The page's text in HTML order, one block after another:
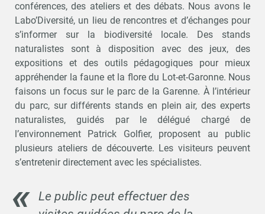
conférences, des ateliers et des débats. Nous avons le
Labo’Diversité, un lieu de rencontres et d’échanges pour
s’informer sur la biodiversité locale. Des stands
naturalistes sont à disposition avec des jeux, des
expositions et des outils pédagogiques pour mieux
appréhender la faune et la flore du Lot-et-Garonne. Nous
faisons un focus sur le parc de la Garenne. À l’intérieur
du parc, sur différents stands en plein air, des experts
naturalistes, guidés par le délégué chargé de
l’environnement Patrick Golfier, proposent au public
plusieurs ateliers de découverte. Les visiteurs peuvent
s’entretenir directement avec les spécialistes.
Le public peut effectuer des